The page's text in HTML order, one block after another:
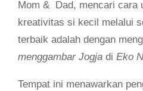
Mom & Dad, mencari cara
kreativitas si kecil melalui
terbaik adalah dengan
menggambar Jogja di Eko
Tempat ini menawarkan